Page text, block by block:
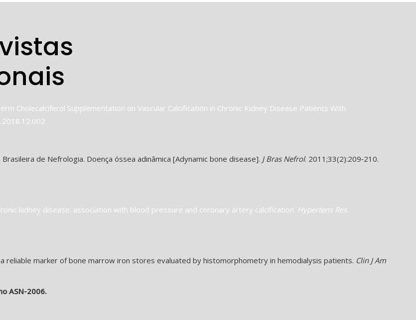
Cholecalciferol Supplementation on Vascular Calcification in Chronic Kidney Disease Patients With
de Nefrologia. Doença óssea adinâmica [Adynamic bone disease]. J Bras Nefrol. 2011;33(2):209‐210.
kidney disease: association with blood pressure and coronary artery calcification. Hypertens Res.
reliable marker of bone marrow iron stores evaluated by histomorphometry in hemodialysis patients. Clin J Am
ASN-2006.